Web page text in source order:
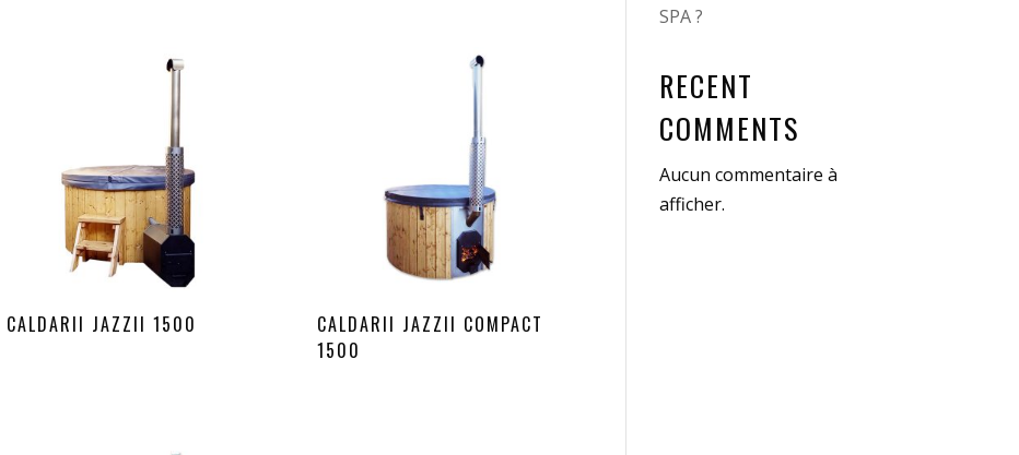
CALDARII JAZZII 1500
CALDARII JAZZII COMPACT
1500
SPA ?
RECENT
COMMENTS
Aucun commentaire à
afficher.